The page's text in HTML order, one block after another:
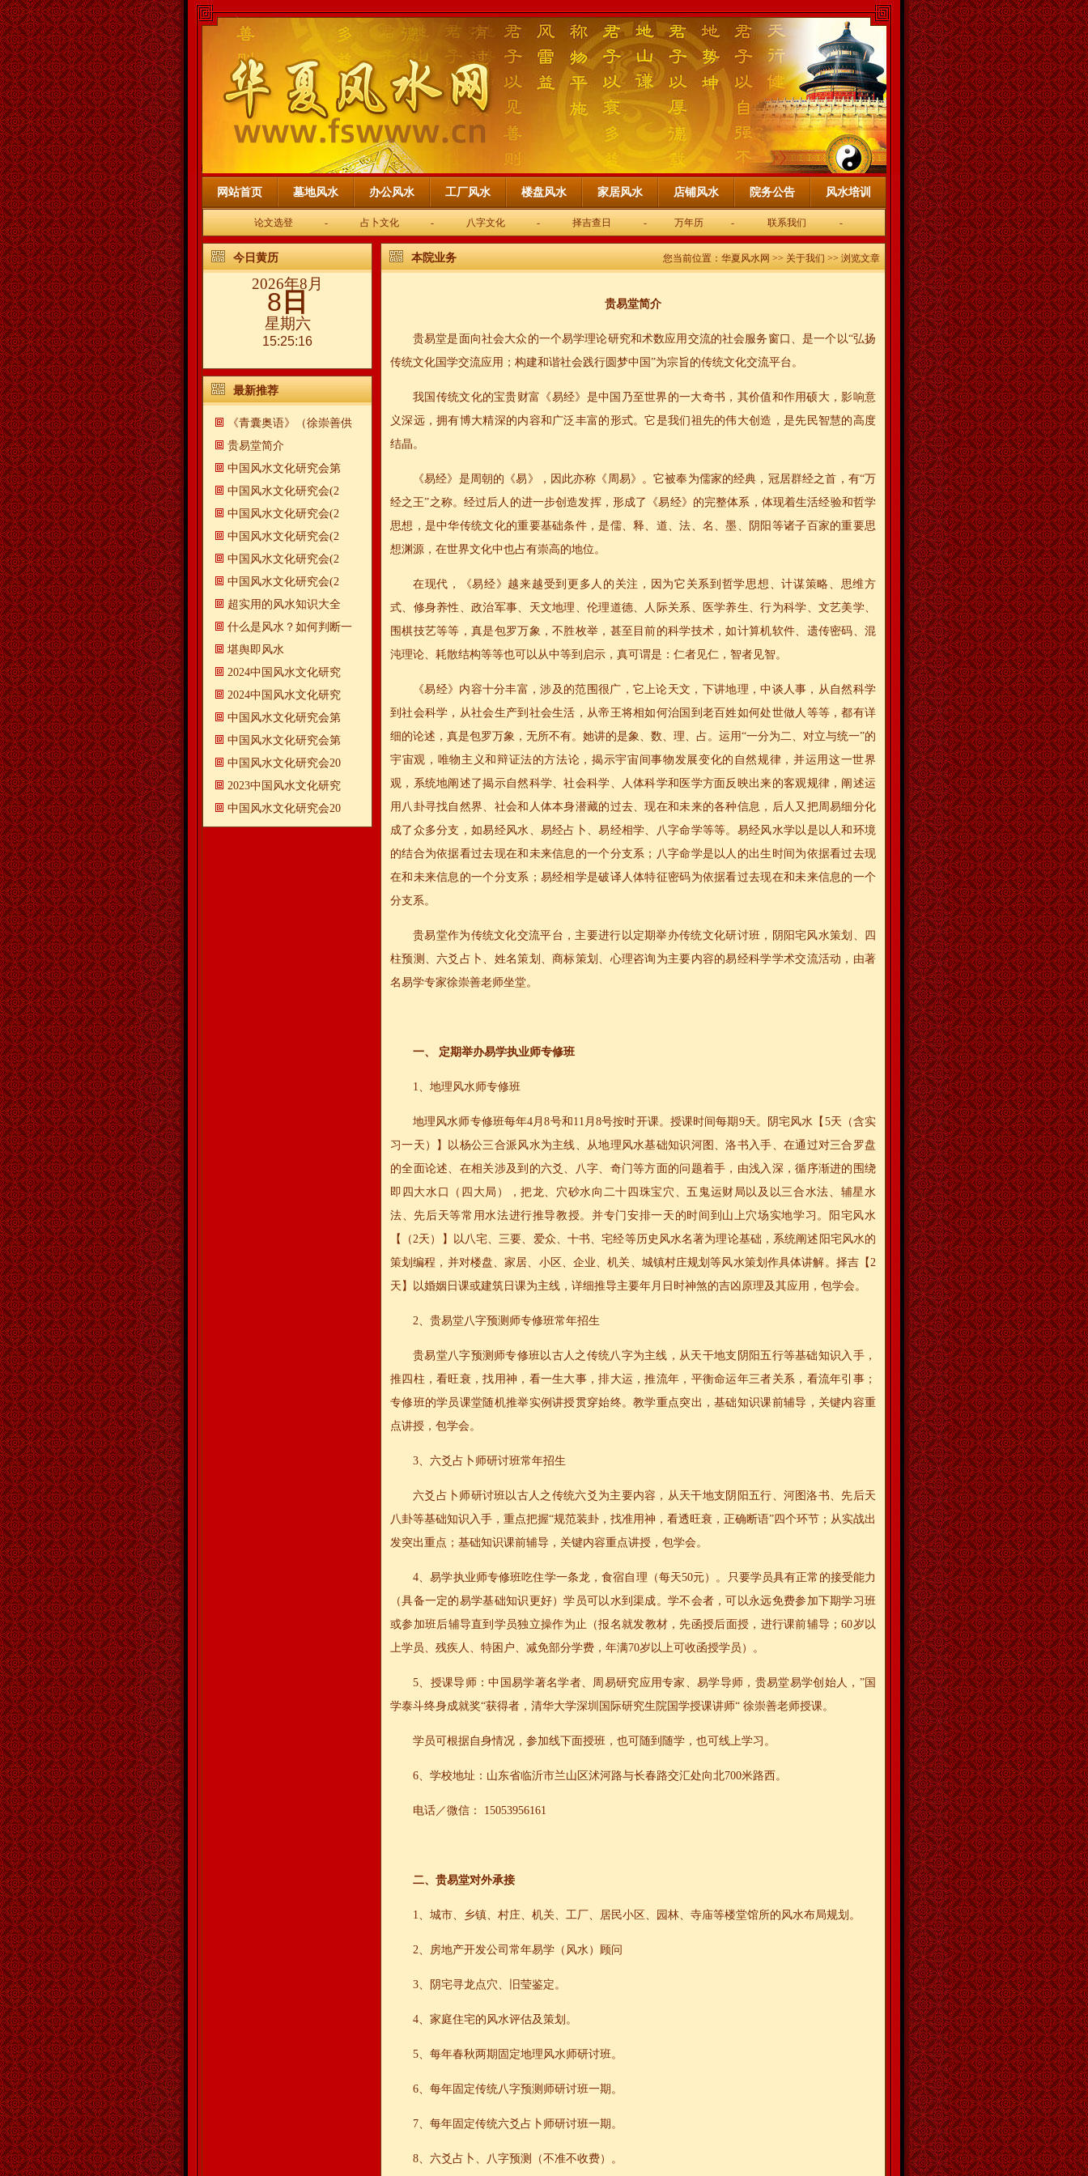
网站首页 墓地风水 办公风水 工厂风水 楼盘风水 家居风水 店铺风水 院务公告 风水培训
论文选登 - 占卜文化 - 八字文化 - 择吉查日 - 万年历 - 联系我们 -
今日黄历
2026年8月
8 日
星期六
15:25:17
最新推荐
《青囊奥语》（徐崇善供
贵易堂简介
中国风水文化研究会第
中国风水文化研究会(2
中国风水文化研究会(2
中国风水文化研究会(2
中国风水文化研究会(2
中国风水文化研究会(2
超实用的风水知识大全
什么是风水？如何判断一
​堪舆即风水
2024中国风水文化研究
2024中国风水文化研究
中国风水文化研究会第
中国风水文化研究会第
中国风水文化研究会20
2023中国风水文化研究
中国风水文化研究会20
本院业务 您当前位置：华夏风水网>>关于我们>> 浏览文章
贵易堂简介
贵易堂是面向社会大众的一个易学理论研究和术数应用交流的社会服务窗口、是一个以“弘扬
传统文化国学交流应用；构建和谐社会践行圆梦中国”为宗旨的传统文化交流平台。
我国传统文化的宝贵财富《易经》是中国乃至世界的一大奇书，其价值和作用硕大，影响意
义深远，拥有博大精深的内容和广泛丰富的形式。它是我们祖先的伟大创造，是先民智慧的高度
结晶。
《易经》是周朝的《易》，因此亦称《周易》。它被奉为儒家的经典，冠居群经之首，有“万
经之王”之称。经过后人的进一步创造发挥，形成了《易经》的完整体系，体现着生活经验和哲学
思想，是中华传统文化的重要基础条件，是儒、释、道、法、名、墨、阴阳等诸子百家的重要思
想渊源，在世界文化中也占有崇高的地位。
在现代，《易经》越来越受到更多人的关注，因为它关系到哲学思想、计谋策略、思维方
式、修身养性、政治军事、天文地理、伦理道德、人际关系、医学养生、行为科学、文艺美学、
围棋技艺等等，真是包罗万象，不胜枚举，甚至目前的科学技术，如计算机软件、遗传密码、混
沌理论、耗散结构等等也可以从中等到启示，真可谓是：仁者见仁，智者见智。
《易经》内容十分丰富，涉及的范围很广，它上论天文，下讲地理，中谈人事，从自然科学
到社会科学，从社会生产到社会生活，从帝王将相如何治国到老百姓如何处世做人等等，都有详
细的论述，真是包罗万象，无所不有。她讲的是象、数、理、占。运用“一分为二、对立与统一”的
宇宙观，唯物主义和辩证法的方法论，揭示宇宙间事物发展变化的自然规律，并运用这一世界
观，系统地阐述了揭示自然科学、社会科学、人体科学和医学方面反映出来的客观规律，阐述运
用八卦寻找自然界、社会和人体本身潜藏的过去、现在和未来的各种信息，后人又把周易细分化
成了众多分支，如易经风水、易经占卜、易经相学、八字命学等等。易经风水学以是以人和环境
的结合为依据看过去现在和未来信息的一个分支系；八字命学是以人的出生时间为依据看过去现
在和未来信息的一个分支系；易经相学是破译人体特征密码为依据看过去现在和未来信息的一个
分支系。
贵易堂作为传统文化交流平台，主要进行以定期举办传统文化研讨班，阴阳宅风水策划、四
柱预测、六爻占卜、姓名策划、商标策划、心理咨询为主要内容的易经科学学术交流活动，由著
名易学专家徐崇善老师坐堂。
一、 定期举办易学执业师专修班
1、地理风水师专修班
地理风水师专修班每年4月8号和11月8号按时开课。授课时间每期9天。阴宅风水【5天（含实
习一天）】以杨公三合派风水为主线、从地理风水基础知识河图、洛书入手、在通过对三合罗盘
的全面论述、在相关涉及到的六爻、八字、奇门等方面的问题着手，由浅入深，循序渐进的围绕
即四大水口（四大局），把龙、穴砂水向二十四珠宝穴、五鬼运财局以及以三合水法、辅星水
法、先后天等常用水法进行推导教授。并专门安排一天的时间到山上穴场实地学习。阳宅风水
【（2天）】以八宅、三要、爱众、十书、宅经等历史风水名著为理论基础，系统阐述阳宅风水的
策划编程，并对楼盘、家居、小区、企业、机关、城镇村庄规划等风水策划作具体讲解。择吉【2
天】以婚姻日课或建筑日课为主线，详细推导主要年月日时神煞的吉凶原理及其应用，包学会。
2、贵易堂八字预测师专修班常年招生
贵易堂八字预测师专修班以古人之传统八字为主线，从天干地支阴阳五行等基础知识入手，
推四柱，看旺衰，找用神，看一生大事，排大运，推流年，平衡命运年三者关系，看流年引事；
专修班的学员课堂随机推举实例讲授贯穿始终。教学重点突出，基础知识课前辅导，关键内容重
点讲授，包学会。
3、六爻占卜师研讨班常年招生
六爻占卜师研讨班以古人之传统六爻为主要内容，从天干地支阴阳五行、河图洛书、先后天
八卦等基础知识入手，重点把握“规范装卦，找准用神，看透旺衰，正确断语”四个环节；从实战出
发突出重点；基础知识课前辅导，关键内容重点讲授，包学会。
4、易学执业师专修班吃住学一条龙，食宿自理（每天50元）。只要学员具有正常的接受能力
（具备一定的易学基础知识更好）学员可以水到渠成。学不会者，可以永远免费参加下期学习班
或参加班后辅导直到学员独立操作为止（报名就发教材，先函授后面授，进行课前辅导；60岁以
上学员、残疾人、特困户、减免部分学费，年满70岁以上可收函授学员）。
5、授课导师：中国易学著名学者、周易研究应用专家、易学导师，贵易堂易学创始人，”国
学泰斗终身成就奖“获得者，清华大学深圳国际研究生院国学授课讲师“ 徐崇善老师授课。
学员可根据自身情况，参加线下面授班，也可随到随学，也可线上学习。
6、学校地址：山东省临沂市兰山区沭河路与长春路交汇处向北700米路西。
电话／微信： 15053956161
二、贵易堂对外承接
1、城市、乡镇、村庄、机关、工厂、居民小区、园林、寺庙等楼堂馆所的风水布局规划。
2、房地产开发公司常年易学（风水）顾问
3、阴宅寻龙点穴、旧莹鉴定。
4、家庭住宅的风水评估及策划。
5、每年春秋两期固定地理风水师研讨班。
6、每年固定传统八字预测师研讨班一期。
7、每年固定传统六爻占卜师研讨班一期。
8、六爻占卜、八字预测（不准不收费）。